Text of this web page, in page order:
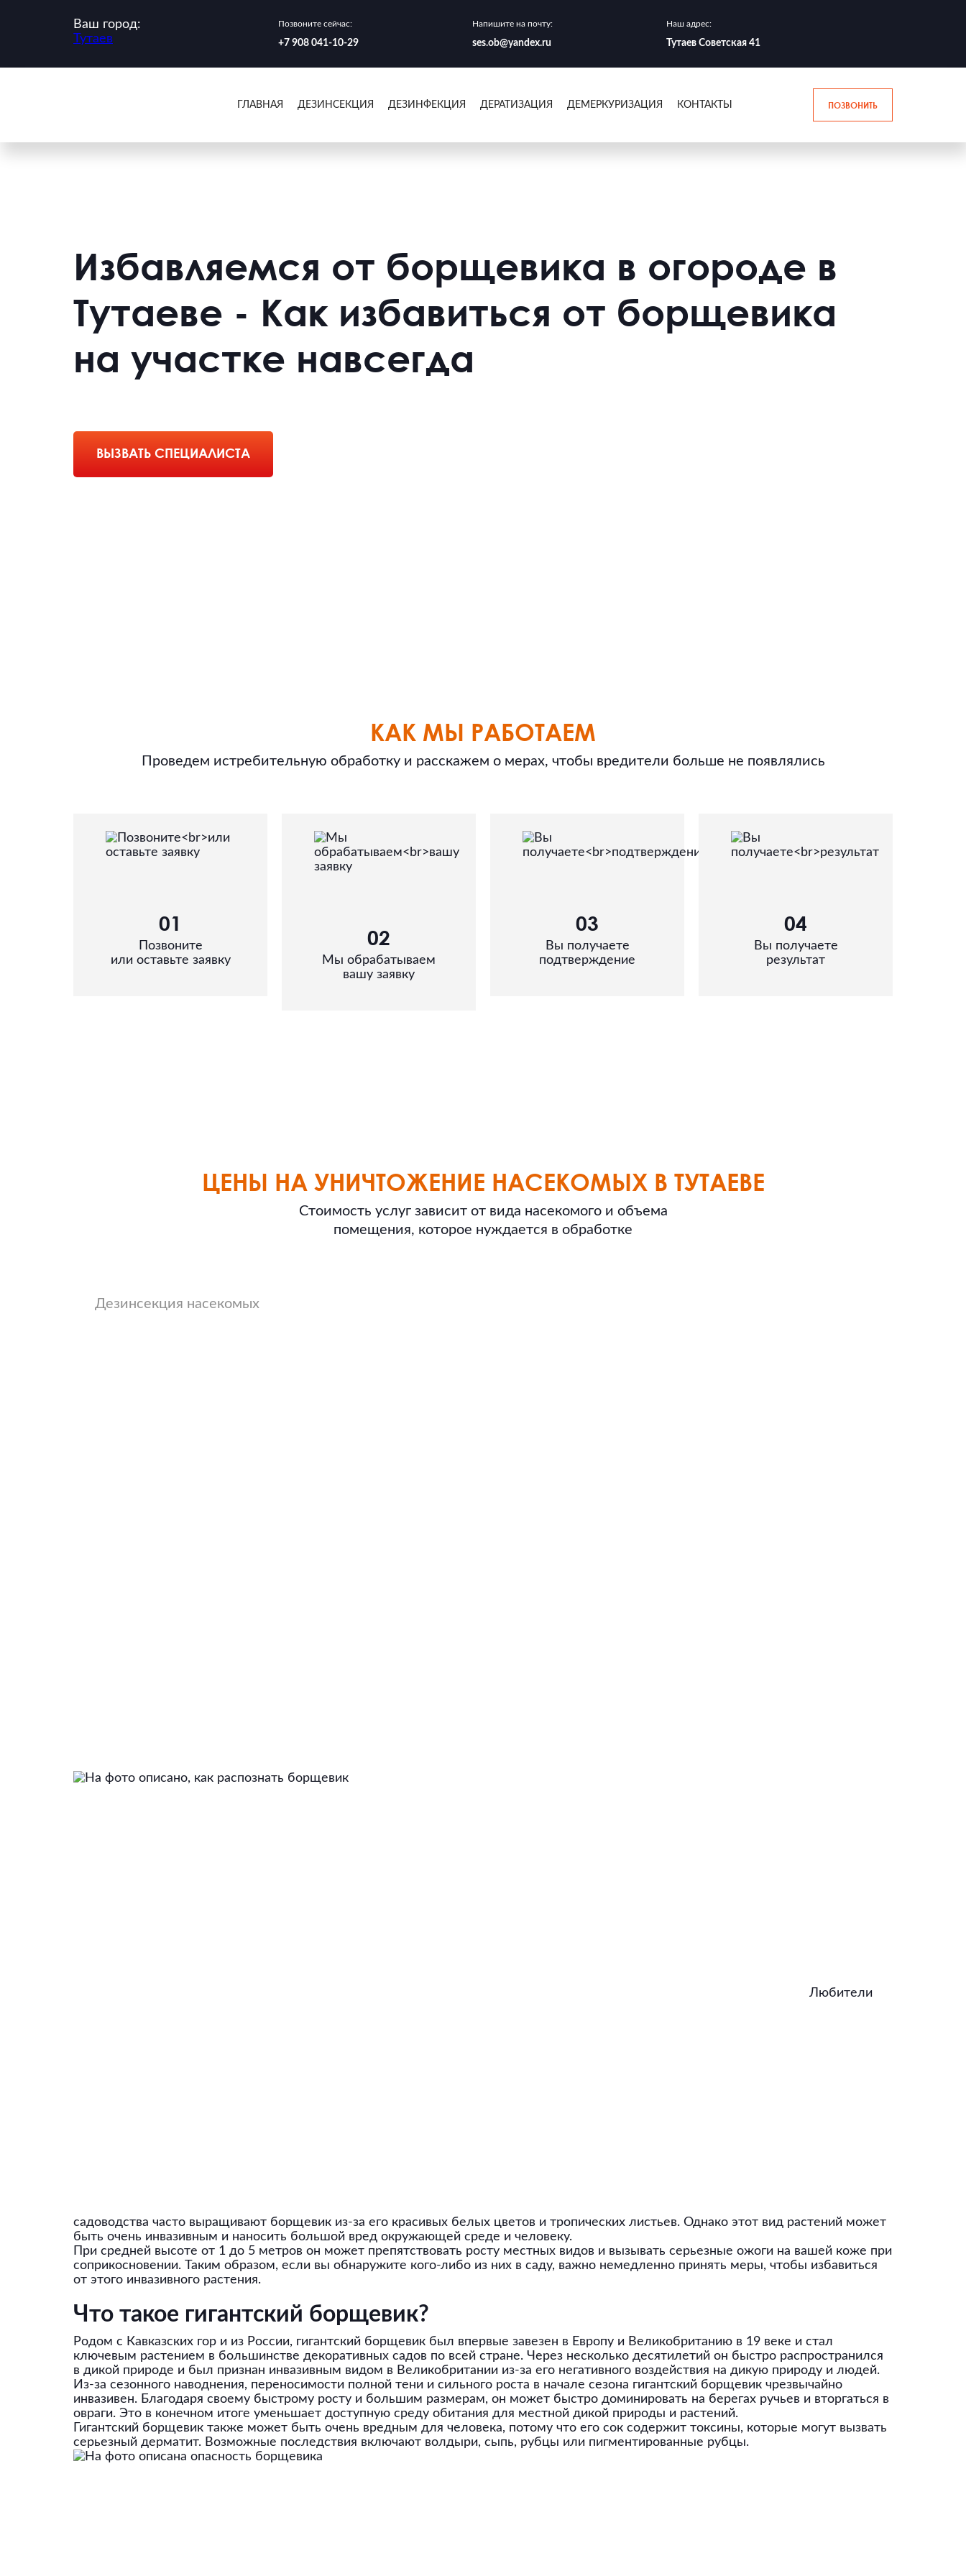
Ваш город:
Тутаев
Позвоните сейчас:
‪+7 908 041-10-29
Напишите на почту:
ses.ob@yandex.ru
Наш адрес:
Тутаев Советская 41
ГЛАВНАЯ ДЕЗИНСЕКЦИЯ ДЕЗИНФЕКЦИЯ ДЕРАТИЗАЦИЯ ДЕМЕРКУРИЗАЦИЯ КОНТАКТЫ ПОЗВОНИТЬ
Избавляемся от борщевика в огороде в
Тутаеве - Как избавиться от борщевика
на участке навсегда
ВЫЗВАТЬ СПЕЦИАЛИСТА
КАК МЫ РАБОТАЕМ
Проведем истребительную обработку и расскажем о мерах, чтобы вредители больше не появлялись
01
Позвоните
или оставьте заявку
02
Мы обрабатываем
вашу заявку
03
Вы получаете
подтверждение
04
Вы получаете
результат
ЦЕНЫ НА УНИЧТОЖЕНИЕ НАСЕКОМЫХ В ТУТАЕВЕ
Стоимость услуг зависит от вида насекомого и объема
помещения, которое нуждается в обработке
Дезинсекция насекомых
Любители
садоводства часто выращивают борщевик из-за его красивых белых цветов и тропических листьев. Однако этот вид растений может
быть очень инвазивным и наносить большой вред окружающей среде и человеку.
При средней высоте от 1 до 5 метров он может препятствовать росту местных видов и вызывать серьезные ожоги на вашей коже при
соприкосновении. Таким образом, если вы обнаружите кого-либо из них в саду, важно немедленно принять меры, чтобы избавиться
от этого инвазивного растения.
Что такое гигантский борщевик?
Родом с Кавказских гор и из России, гигантский борщевик был впервые завезен в Европу и Великобританию в 19 веке и стал
ключевым растением в большинстве декоративных садов по всей стране. Через несколько десятилетий он быстро распространился
в дикой природе и был признан инвазивным видом в Великобритании из-за его негативного воздействия на дикую природу и людей.
Из-за сезонного наводнения, переносимости полной тени и сильного роста в начале сезона гигантский борщевик чрезвычайно
инвазивен. Благодаря своему быстрому росту и большим размерам, он может быстро доминировать на берегах ручьев и вторгаться в
овраги. Это в конечном итоге уменьшает доступную среду обитания для местной дикой природы и растений.
Гигантский борщевик также может быть очень вредным для человека, потому что его сок содержит токсины, которые могут вызвать
серьезный дерматит. Возможные последствия включают волдыри, сыпь, рубцы или пигментированные рубцы.